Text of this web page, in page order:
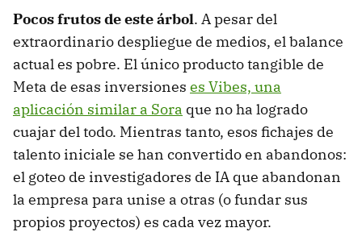
Pocos frutos de este árbol. A pesar del
extraordinario despliegue de medios, el balance
actual es pobre. El único producto tangible de
Meta de esas inversiones es Vibes, una
aplicación similar a Sora que no ha logrado
cuajar del todo. Mientras tanto, esos fichajes de
talento iniciale se han convertido en abandonos:
el goteo de investigadores de IA que abandonan
la empresa para unise a otras (o fundar sus
propios proyectos) es cada vez mayor.